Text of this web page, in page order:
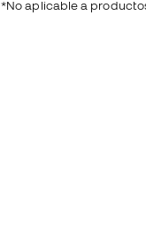
*No aplicable a